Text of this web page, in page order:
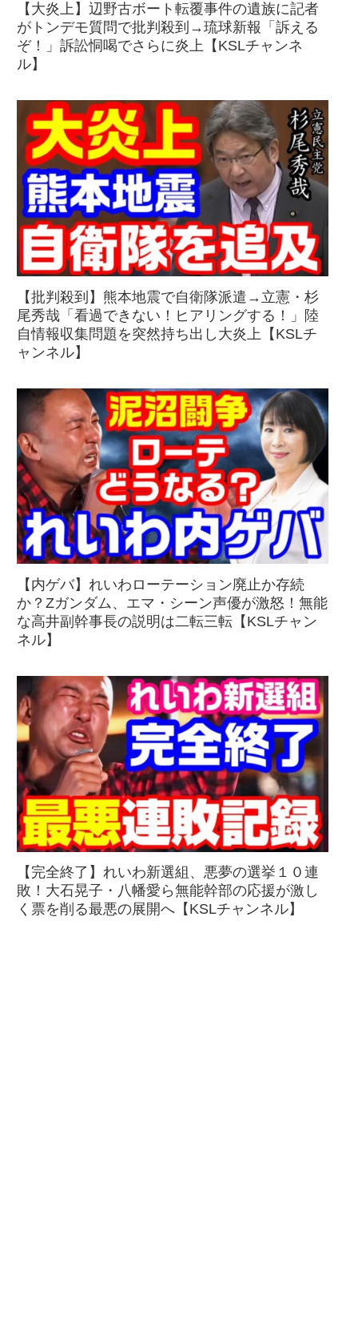
【大炎上】辺野古ボート転覆事件の遺族に記者
がトンデモ質問で批判殺到→琉球新報「訴える
ぞ！」訴訟恫喝でさらに炎上【KSLチャンネ
ル】
【批判殺到】熊本地震で自衛隊派遣→立憲・杉
尾秀哉「看過できない！ヒアリングする！」陸
自情報収集問題を突然持ち出し大炎上【KSLチ
ャンネル】
【内ゲバ】れいわローテーション廃止か存続
か？Zガンダム、エマ・シーン声優が激怒！無能
な高井副幹事長の説明は二転三転【KSLチャン
ネル】
【完全終了】れいわ新選組、悪夢の選挙１０連
敗！大石晃子・八幡愛ら無能幹部の応援が激し
く票を削る最悪の展開へ【KSLチャンネル】